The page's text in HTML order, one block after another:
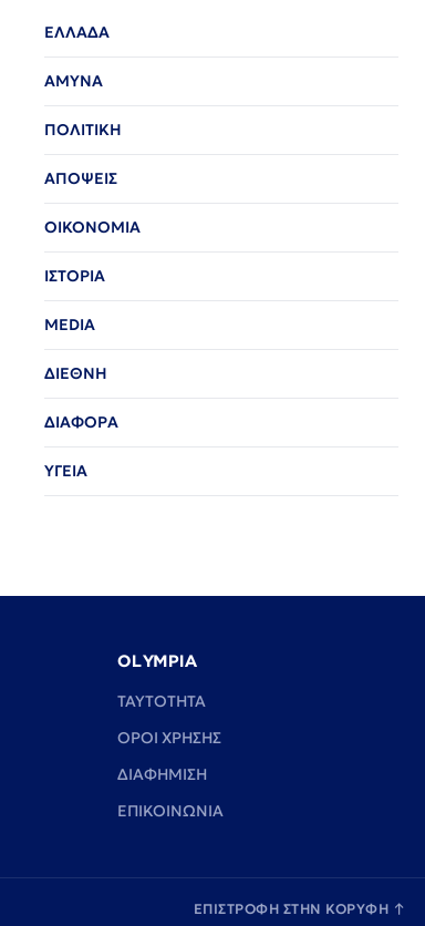
ΕΛΛΑΔΑ
ΑΜΥΝΑ
ΠΟΛΙΤΙΚΗ
ΑΠΟΨΕΙΣ
ΟΙΚΟΝΟΜΙΑ
ΙΣΤΟΡΙΑ
MEDIA
ΔΙΕΘΝΗ
ΔΙΑΦΟΡΑ
ΥΓΕΙΑ
OLYMPIA
TAYTOTHTA
ΟΡΟΙ ΧΡΗΣΗΣ
ΔΙΑΦΗΜΙΣΗ
ΕΠΙΚΟΙΝΩΝΙΑ
ΕΠΙΣΤΡΟΦΗ ΣΤΗΝ ΚΟΡΥΦΗ ↑